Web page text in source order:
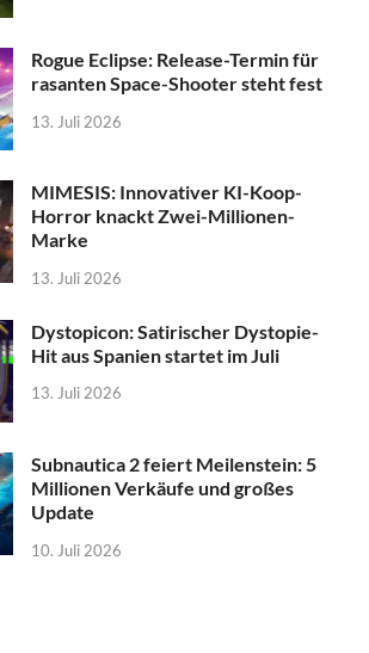
Rogue Eclipse: Release-Termin für
rasanten Space-Shooter steht fest
13. Juli 2026
MIMESIS: Innovativer KI-Koop-
Horror knackt Zwei-Millionen-
Marke
13. Juli 2026
Dystopicon: Satirischer Dystopie-
Hit aus Spanien startet im Juli
13. Juli 2026
Subnautica 2 feiert Meilenstein: 5
Millionen Verkäufe und großes
Update
10. Juli 2026